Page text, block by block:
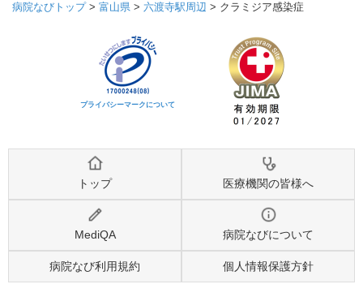
病院なびトップ> 富山県 > 六渡寺駅周辺 > クラミジア感染症
プライバシーマークについて
トップ 医療機関の皆様へ
MediQA 病院なびについて
病院なび利用規約 個人情報保護方針